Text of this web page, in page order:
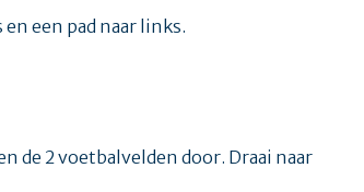
een pad naar links.
de 2 voetbalvelden door. Draai naar